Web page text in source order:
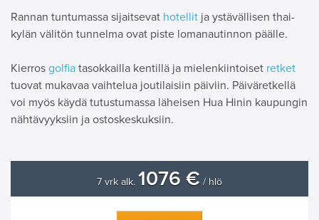
Rannan tuntumassa sijaitsevat hotellit ja ystävällisen thai-
kylän välitön tunnelma ovat piste lomanautinnon päälle.
Kierros golfia tasokkailla kentillä ja mielenkiintoiset retket
tuovat mukavaa vaihtelua joutilaisiin päiviin. Päiväretkellä
voi myös käydä tutustumassa läheisen Hua Hinin kaupungin
nähtävyyksiin ja ostoskeskuksiin.
7 vrk alk. 1076 € / hlö